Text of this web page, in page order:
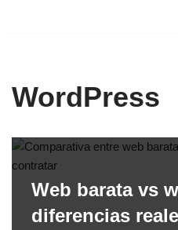
WordPress
Web barata vs
diferencias